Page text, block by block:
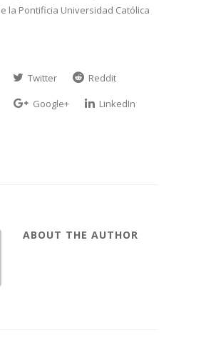
la Pontificia Universidad Católica
Twitter
Reddit
Google+
LinkedIn
ABOUT THE AUTHOR